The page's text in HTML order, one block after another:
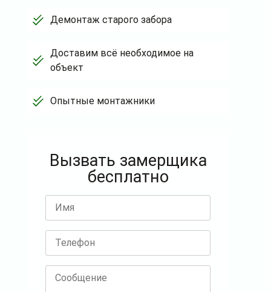
Демонтаж старого забора
Доставим всё необходимое на
объект
Опытные монтажники
Вызвать замерщика
бесплатно